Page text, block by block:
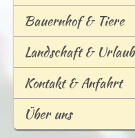
Bauernhof & Tiere
Landschaft & Urlaub
Kontakt & Anfahrt
Überuns